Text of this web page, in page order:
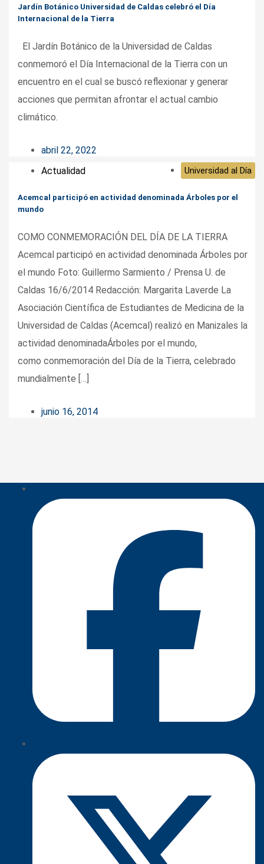
Jardín Botánico Universidad de Caldas celebró el Día
Internacional de la Tierra
El Jardín Botánico de la Universidad de Caldas
conmemoró el Día Internacional de la Tierra con un
encuentro en el cual se buscó reflexionar y generar
acciones que permitan afrontar el actual cambio
climático.
abril 22, 2022
Actualidad
Universidad al Día
Acemcal participó en actividad denominada Árboles por el
mundo
COMO CONMEMORACIÓN DEL DÍA DE LA TIERRA
Acemcal participó en actividad denominada Árboles por
el mundo Foto: Guillermo Sarmiento / Prensa U. de
Caldas 16/6/2014 Redacción: Margarita Laverde La
Asociación Científica de Estudiantes de Medicina de la
Universidad de Caldas (Acemcal) realizó en Manizales la
actividad denominadaÁrboles por el mundo,
como conmemoración del Día de la Tierra, celebrado
mundialmente […]
junio 16, 2014